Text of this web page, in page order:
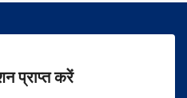
प्राप्त करें